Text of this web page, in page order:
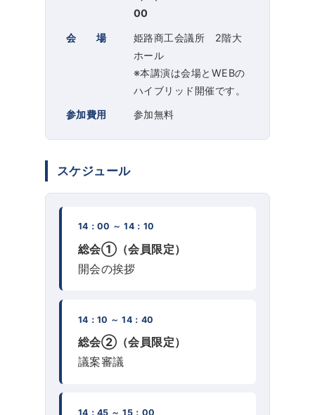
00
会 場
姫路商工会議所 2階大
ホール
※本講演は会場とWEBの
ハイブリッド開催です。
参加費用 参加無料
スケジュール
14：00 ～ 14：10
総会①（会員限定）
開会の挨拶
14：10 ～ 14：40
総会②（会員限定）
議案審議
14：45 ～ 15：00